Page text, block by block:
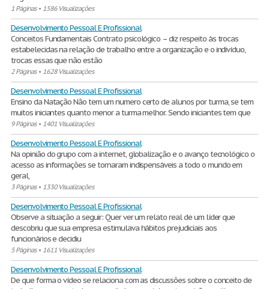
1 Páginas• 1586 Visualizações
Desenvolvimento Pessoal E Profissional
Conceitos Fundamentais Contrato psicológico – diz respeito às trocas
estabelecidas na relação de trabalho entre a organização e o indivíduo,
trocas essas que não estão
2 Páginas• 1628 Visualizações
Desenvolvimento Pessoal E Profissional
Ensino da Natação Não tem um numero certo de alunos por turma, se tem
muitos iniciantes quanto menor a turma melhor. Sendo iniciantes tem que
9 Páginas• 1401 Visualizações
Desenvolvimento Pessoal E Profissional
Na opinião do grupo com a internet, globalização e o avanço tecnológico o
acesso as informações se tornaram indispensáveis a todo o mundo em
geral,
3 Páginas• 1330 Visualizações
Desenvolvimento Pessoal E Profissional
Observe a situação a seguir: Quer ver um relato real de um líder que
descobriu que sua empresa estimulava hábitos prejudiciais aos
funcionários e decidiu
5 Páginas• 1611 Visualizações
Desenvolvimento Pessoal E Profissional
De que forma o vídeo se relaciona com as discussões sobre o conceito de